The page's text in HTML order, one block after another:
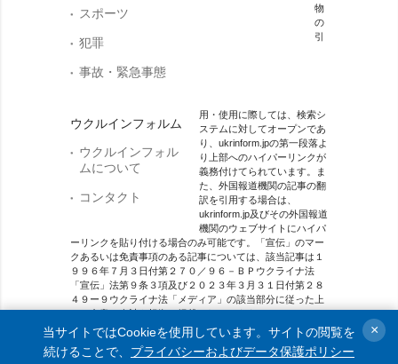
スポーツ
犯罪
事故・緊急事態
ウクルインフォルム
ウクルインフォル
ムについて
コンタクト
物
の
引
用・使用に際しては、検索シ
ステムに対してオープンであ
り、ukrinform.jpの第一段落よ
り上部へのハイパーリンクが
義務付けてられています。ま
た、外国報道機関の記事の翻
訳を引用する場合は、
ukrinform.jp及びその外国報道
機関のウェブサイトにハイパ
ーリンクを貼り付ける場合のみ可能です。「宣伝」のマー
クあるいは免責事項のある記事については、該当記事は１
９９６年７月３日付第２７０／９６－ＢＰウクライナ法
「宣伝」法第９条３項及び２０２３年３月３１日付第２８
４９ー９ウクライナ法「メディア」の該当部分に従った上
で、合意／会計を根拠に掲載されています。
オンラインメディア主体 メディア識別番号：R40-01421.
当サイトではCookieを使用しています。サイトの閲覧を
続けることで、 プライバシーおよびデータ保護ポリシー
×